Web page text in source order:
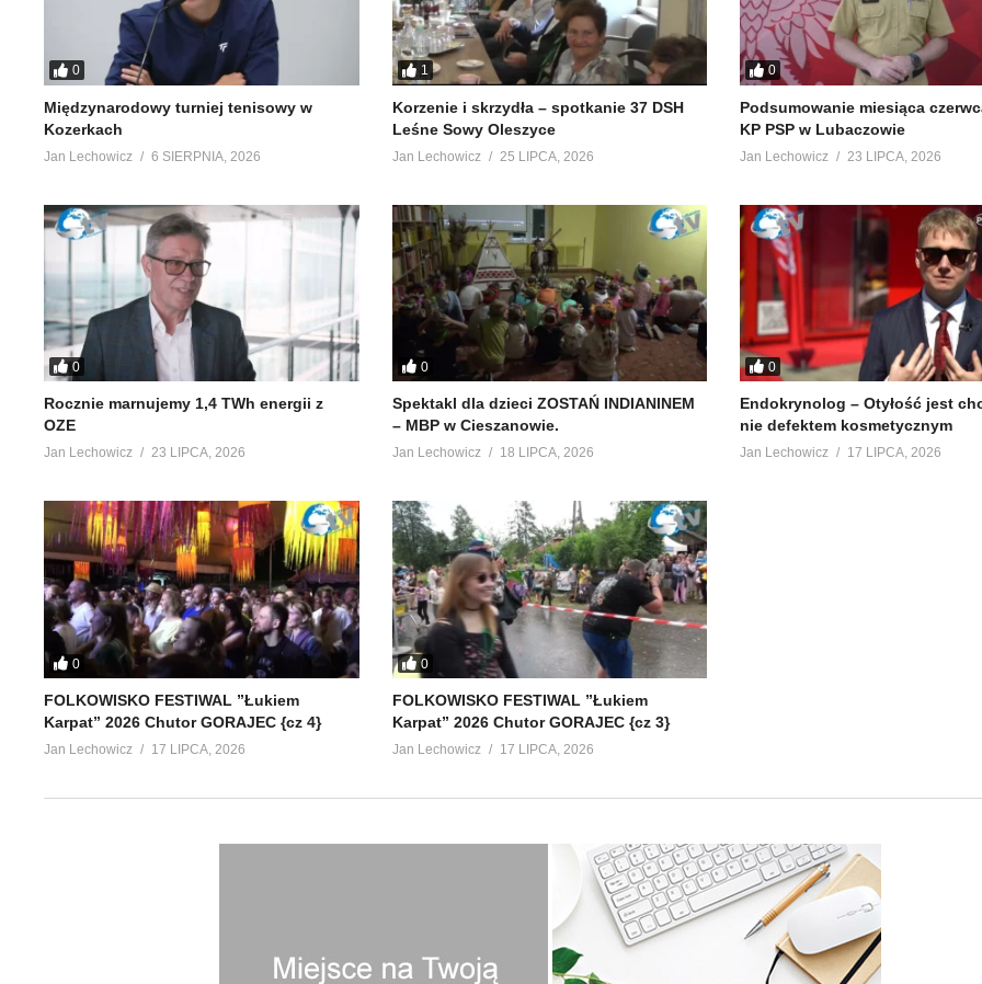
0
Międzynarodowy turniej tenisowy w
Kozerkach
Jan Lechowicz 6 SIERPNIA, 2026
1
Korzenie i skrzydła – spotkanie 37 DSH
Leśne Sowy Oleszyce
Jan Lechowicz 25 LIPCA, 2026
0
Podsumowanie miesiąca
KP PSP w Lubaczowie
Jan Lechowicz 23 LIPCA, 2026
0
Rocznie marnujemy 1,4 TWh energii z
OZE
Jan Lechowicz 23 LIPCA, 2026
0
Spektakl dla dzieci ZOSTAŃ INDIANINEM
– MBP w Cieszanowie.
Jan Lechowicz 18 LIPCA, 2026
0
Endokrynolog – Otyłość jest
nie defektem kosmetycznym
Jan Lechowicz 17 LIPCA, 2026
0
FOLKOWISKO FESTIWAL ”Łukiem
Karpat” 2026 Chutor GORAJEC {cz 4}
Jan Lechowicz 17 LIPCA, 2026
0
FOLKOWISKO FESTIWAL ”Łukiem
Karpat” 2026 Chutor GORAJEC {cz 3}
Jan Lechowicz 17 LIPCA, 2026